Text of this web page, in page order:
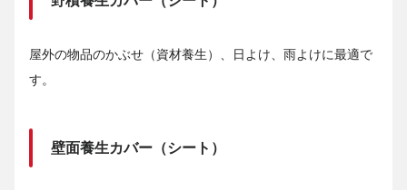
屋外の物品のかぶせ（資材養生）、日よけ、雨よけに最適で
す。
壁面養生カバー（シート）